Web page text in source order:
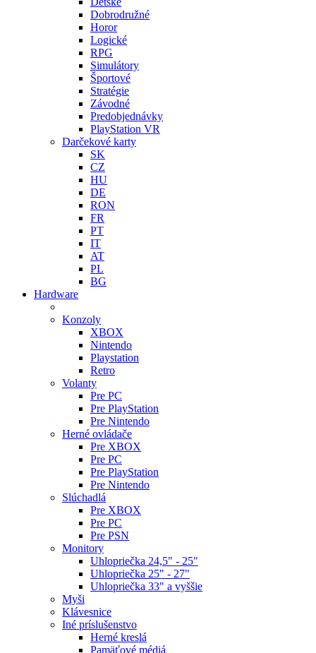
Dobrodružné
Horor
Logické
RPG
Simulátory
Športové
Stratégie
Závodné
Predobjednávky
PlayStation VR
Darčekové karty
SK
CZ
HU
DE
RON
FR
PT
IT
AT
PL
BG
Hardware
Konzoly
XBOX
Nintendo
Playstation
Retro
Volanty
Pre PC
Pre PlayStation
Pre Nintendo
Herné ovládače
Pre XBOX
Pre PC
Pre PlayStation
Pre Nintendo
Slúchadlá
Pre XBOX
Pre PC
Pre PSN
Monitory
Uhlopriečka 24,5" - 25"
Uhlopriečka 25" - 27"
Uhlopriečka 33" a vyššie
Myši
Klávesnice
Iné príslušenstvo
Herné kreslá
Pamäťové médiá